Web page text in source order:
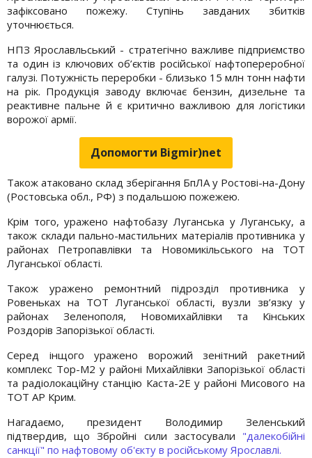
зафіксовано пожежу. Ступінь завданих збитків
уточнюється.
НПЗ Ярославльський - стратегічно важливе підприємство
та один із ключових об’єктів російської нафтопереробної
галузі. Потужність переробки - близько 15 млн тонн нафти
на рік. Продукція заводу включає бензин, дизельне та
реактивне пальне й є критично важливою для логістики
ворожої армії.
Допомогти Bigmir)net
Також атаковано склад зберігання БпЛА у Ростові-на-Дону
(Ростовська обл., РФ) з подальшою пожежею.
Крім того, уражено нафтобазу Луганська у Луганську, а
також склади пально-мастильних матеріалів противника у
районах Петропавлівки та Новомикільського на ТОТ
Луганської області.
Також уражено ремонтний підрозділ противника у
Ровеньках на ТОТ Луганської області, вузли зв’язку у
районах Зеленополя, Новомихайлівки та Кінських
Роздорів Запорізької області.
Серед інщого уражено ворожий зенітний ракетний
комплекс Тор-М2 у районі Михайлівки Запорізької області
та радіолокаційну станцію Каста-2Е у районі Мисового на
ТОТ АР Крим.
Нагадаємо, президент Володимир Зеленський
підтвердив, що Збройні сили застосували "далекобійні
санкції" по нафтовому об'єкту в російському Ярославлі.